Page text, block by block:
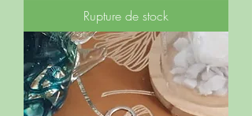
Rupture de stock